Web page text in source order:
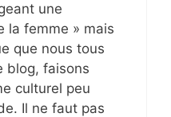
une
la femme » mais
que nous tous
blog, faisons
culturel peu
Il ne faut pas